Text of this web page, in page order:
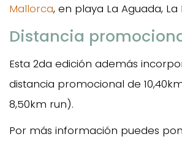
Mallorca, en playa La Aguada, La
Distancia
Esta 2da edición además
distancia promocional de
8,50km run).
Por más información puedes